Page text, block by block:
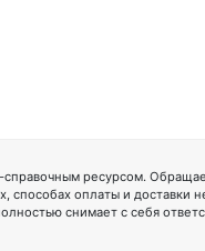
ресурсом.
оплаты и
снимает с себя